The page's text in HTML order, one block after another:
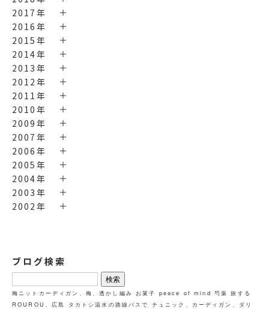
2017年
2016年
2015年
2014年
2013年
2012年
2011年
2010年
2009年
2007年
2006年
2005年
2004年
2003年
2002年
ブログ検索
検
索:
梅ニットカーディガン、梅、透かし編み お菓子 peace of mind 芍薬 旅する
ROUROU、広島
タカトシ温水の路線バスで チュニック、カーディガン、ダリ